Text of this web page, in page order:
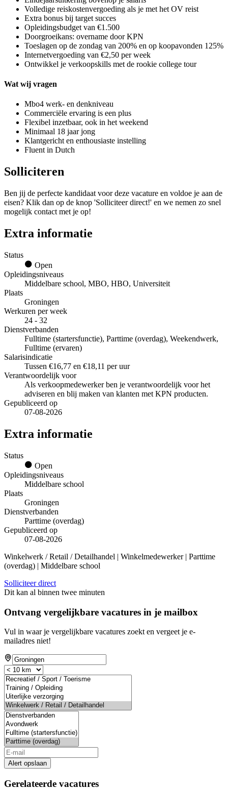
Volledige reiskostenvergoeding als je met het OV reist
Extra bonus bij target succes
Opleidingsbudget van €1.500
Doorgroeikans: overname door KPN
Toeslagen op de zondag van 200% en op koopavonden 125%
Internetvergoeding van €2,50 per week
Ontwikkel je verkoopskills met de rookie college tour
Wat wij vragen
Mbo4 werk- en denkniveau
Commerciële ervaring is een plus
Flexibel inzetbaar, ook in het weekend
Minimaal 18 jaar jong
Klantgericht en enthousiaste instelling
Fluent in Dutch
Solliciteren
Ben jij de perfecte kandidaat voor deze vacature en voldoe je aan de
eisen? Klik dan op de knop 'Solliciteer direct!' en we nemen zo snel
mogelijk contact met je op!
Extra informatie
Status
Open
Opleidingsniveaus
Middelbare school, MBO, HBO, Universiteit
Plaats
Groningen
Werkuren per week
24 - 32
Dienstverbanden
Fulltime (startersfunctie), Parttime (overdag), Weekendwerk,
Fulltime (ervaren)
Salarisindicatie
Tussen €16,77 en €18,11 per uur
Verantwoordelijk voor
Als verkoopmedewerker ben je verantwoordelijk voor het
adviseren en blij maken van klanten met KPN producten.
Gepubliceerd op
07-08-2026
Extra informatie
Status
Open
Opleidingsniveaus
Middelbare school
Plaats
Groningen
Dienstverbanden
Parttime (overdag)
Gepubliceerd op
07-08-2026
Winkelwerk / Retail / Detailhandel | Winkelmedewerker | Parttime
(overdag) | Middelbare school
Solliciteer direct
Dit kan al binnen twee minuten
Ontvang vergelijkbare vacatures in je mailbox
Vul in waar je vergelijkbare vacatures zoekt en vergeet je e-
mailadres niet!
Alert opslaan
Gerelateerde vacatures